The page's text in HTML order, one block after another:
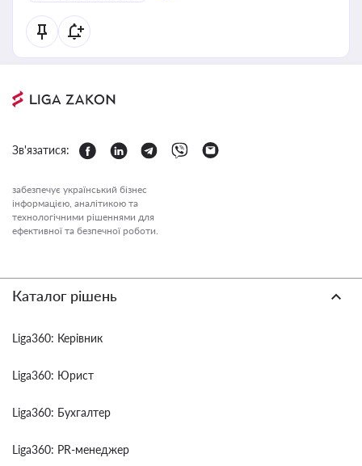
Зв'язатися:
забезпечує український бізнес
інформацією, аналітикою та
технологічними рішеннями для
ефективної та безпечної роботи.
Каталог рішень
Liga360: Керівник
Liga360: Юрист
Liga360: Бухгалтер
Liga360: PR-менеджер